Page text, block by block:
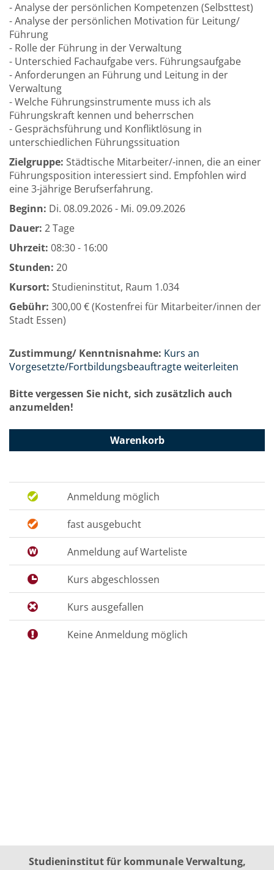
- Analyse der persönlichen Kompetenzen (Selbsttest)
- Analyse der persönlichen Motivation für Leitung/
Führung
- Rolle der Führung in der Verwaltung
- Unterschied Fachaufgabe vers. Führungsaufgabe
- Anforderungen an Führung und Leitung in der
Verwaltung
- Welche Führungsinstrumente muss ich als
Führungskraft kennen und beherrschen
- Gesprächsführung und Konfliktlösung in
unterschiedlichen Führungssituation
Zielgruppe: Städtische Mitarbeiter/-innen, die an einer
Führungsposition interessiert sind. Empfohlen wird
eine 3-jährige Berufserfahrung.
Beginn: Di. 08.09.2026 - Mi. 09.09.2026
Dauer: 2 Tage
Uhrzeit: 08:30 - 16:00
Stunden: 20
Kursort: Studieninstitut, Raum 1.034
Gebühr: 300,00 € (Kostenfrei für Mitarbeiter/innen der
Stadt Essen)
Zustimmung/ Kenntnisnahme: Kurs an
Vorgesetzte/Fortbildungsbeauftragte weiterleiten
Bitte vergessen Sie nicht, sich zusätzlich auch
anzumelden!
Warenkorb
Anmeldung möglich
fast ausgebucht
Anmeldung auf Warteliste
Kurs abgeschlossen
Kurs ausgefallen
Keine Anmeldung möglich
Studieninstitut für kommunale Verwaltung,